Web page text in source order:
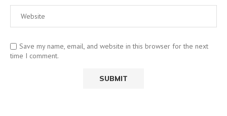
Save my name, email, and website in this browser for the next
time I comment.